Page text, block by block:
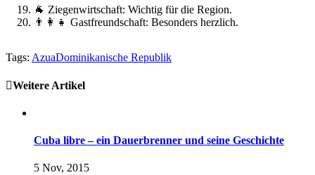
🐐 Ziegenwirtschaft: Wichtig für die Region.
👨‍👩‍👧 Gastfreundschaft: Besonders herzlich.
Tags: AzuaDominikanische Republik
Weitere Artikel
Cuba libre – ein Dauerbrenner und seine Geschichte
5 Nov, 2015